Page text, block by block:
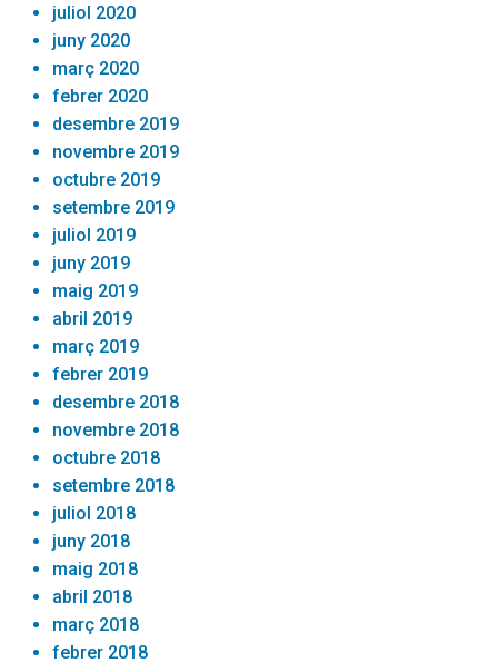
juliol 2020
juny 2020
març 2020
febrer 2020
desembre 2019
novembre 2019
octubre 2019
setembre 2019
juliol 2019
juny 2019
maig 2019
abril 2019
març 2019
febrer 2019
desembre 2018
novembre 2018
octubre 2018
setembre 2018
juliol 2018
juny 2018
maig 2018
abril 2018
març 2018
febrer 2018